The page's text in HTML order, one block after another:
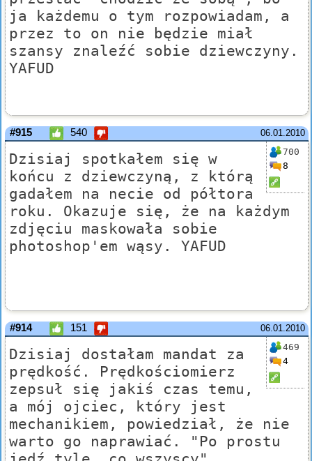
ja każdemu o tym rozpowiadam, a
przez to on nie będzie miał
szansy znaleźć sobie dziewczyny.
YAFUD
06.01.2010
#915 540
700
8
Dzisiaj spotkałem się w
końcu z dziewczyną, z którą
gadałem na necie od półtora
roku. Okazuje się, że na każdym
zdjęciu maskowała sobie
photoshop'em wąsy. YAFUD
06.01.2010
#914 151
469
4
Dzisiaj dostałam mandat za
prędkość. Prędkościomierz
zepsuł się jakiś czas temu,
a mój ojciec, który jest
mechanikiem, powiedział, że nie
warto go naprawiać. "Po prostu